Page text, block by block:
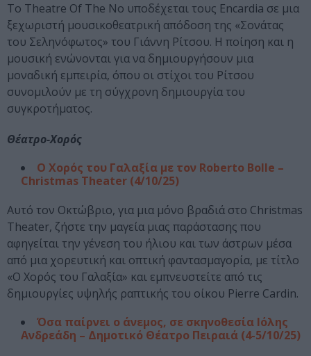
Το Theatre Of The No υποδέχεται τους Encardia σε μια
ξεχωριστή μουσικοθεατρική απόδοση της «Σονάτας
του Σεληνόφωτος» του Γιάννη Ρίτσου. Η ποίηση και η
μουσική ενώνονται για να δημιουργήσουν μια
μοναδική εμπειρία, όπου οι στίχοι του Ρίτσου
συνομιλούν με τη σύγχρονη δημιουργία του
συγκροτήματος.
Θέατρο-Χορός
Ο Χορός του Γαλαξία με τον Roberto Bolle –
Christmas Theater (4/10/25)
Αυτό τον Οκτώβριο, για μια μόνο βραδιά στο Christmas
Theater, ζήστε την μαγεία μιας παράστασης που
αφηγείται την γένεση του ήλιου και των άστρων μέσα
από μια χορευτική και οπτική φαντασμαγορία, με τίτλο
«Ο Χορός του Γαλαξία» και εμπνευστείτε από τις
δημιουργίες υψηλής ραπτικής του οίκου Pierre Cardin.
Όσα παίρνει ο άνεμος, σε σκηνοθεσία Ιόλης
Ανδρεάδη – Δημοτικό Θέατρο Πειραιά (4-5/10/25)